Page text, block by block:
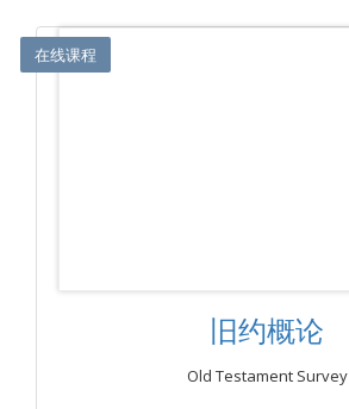
在线课程
旧约概论
Old Testament Survey